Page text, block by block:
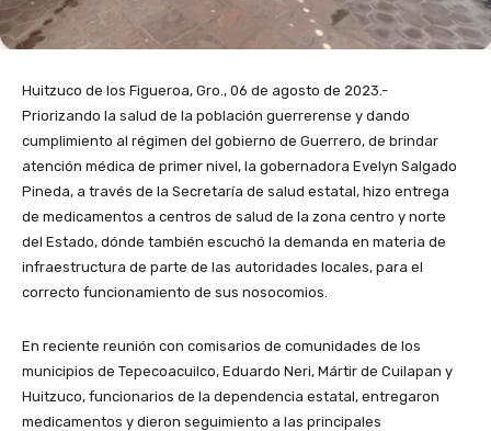
Huitzuco de los Figueroa, Gro., 06 de agosto de 2023.-
Priorizando la salud de la población guerrerense y dando
cumplimiento al régimen del gobierno de Guerrero, de brindar
atención médica de primer nivel, la gobernadora Evelyn Salgado
Pineda, a través de la Secretaría de salud estatal, hizo entrega
de medicamentos a centros de salud de la zona centro y norte
del Estado, dónde también escuchó la demanda en materia de
infraestructura de parte de las autoridades locales, para el
correcto funcionamiento de sus nosocomios.
En reciente reunión con comisarios de comunidades de los
municipios de Tepecoacuilco, Eduardo Neri, Mártir de Cuilapan y
Huitzuco, funcionarios de la dependencia estatal, entregaron
medicamentos y dieron seguimiento a las principales